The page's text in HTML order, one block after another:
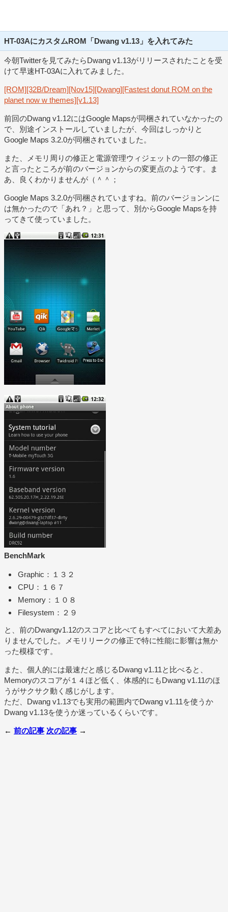
HT-03AにカスタムROM「Dwang v1.13」を入れてみた
今朝Twitterを見てみたらDwang v1.13がリリースされたことを受
けて早速HT-03Aに入れてみました。
[ROM][32B/Dream][Nov15][Dwang][Fastest donut ROM on the
planet now w themes][v1.13]
前回のDwang v1.12にはGoogle Mapsが同梱されていなかったの
で、別途インストールしていましたが、今回はしっかりと
Google Maps 3.2.0が同梱されていました。
また、メモリ周りの修正と電源管理ウィジェットの一部の修正
と言ったところが前のバージョンからの変更点のようです。ま
あ、良くわかりませんが（＾＾；
Google Maps 3.2.0が同梱されていますね。前のバージョンンに
は無かったので「あれ？」と思って、別からGoogle Mapsを持
ってきて使っていました。
BenchMark
Graphic：１３２
CPU：１６７
Memory：１０８
Filesystem：２９
と、前のDwangv1.12のスコアと比べてもすべてにおいて大差あ
りませんでした。メモリリークの修正で特に性能に影響は無か
った模様です。
また、個人的には最速だと感じるDwang v1.11と比べると、
Memoryのスコアが１４ほど低く、体感的にもDwang v1.11のほ
うがサクサク動く感じがします。
ただ、Dwang v1.13でも実用の範囲内でDwang v1.11を使うか
Dwang v1.13を使うか迷っているくらいです。
← 前の記事 次の記事 →